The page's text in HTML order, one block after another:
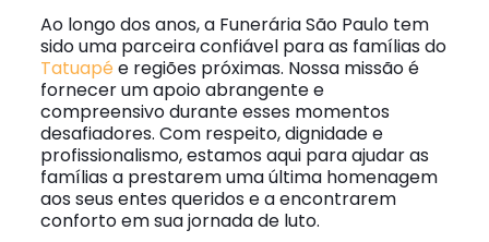
Ao longo dos anos, a Funerária São Paulo tem
sido uma parceira confiável para as famílias do
Tatuapé e regiões próximas. Nossa missão é
fornecer um apoio abrangente e
compreensivo durante esses momentos
desafiadores. Com respeito, dignidade e
profissionalismo, estamos aqui para ajudar as
famílias a prestarem uma última homenagem
aos seus entes queridos e a encontrarem
conforto em sua jornada de luto.